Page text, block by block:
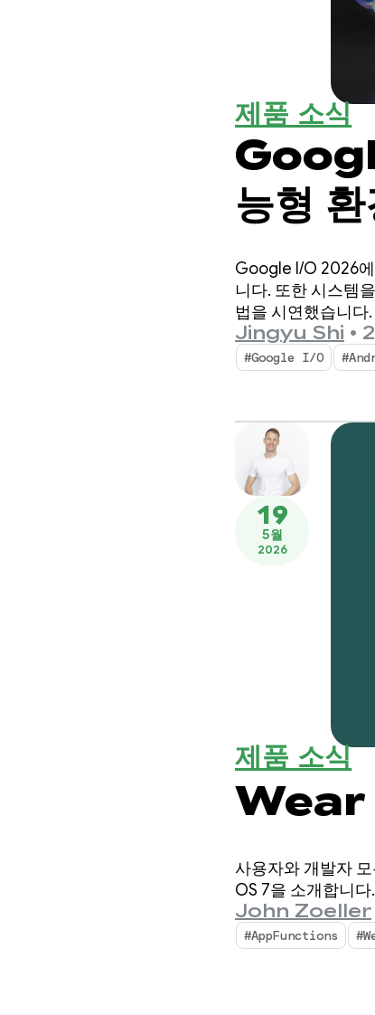
제품 소식
능형
주요
Google I/O 2026
니다. 또한 시스템
법을 시연했습니다.
Jingyu Shi •
#Google I/O
19
5월
2026
제품 소식
Wear
사용자와 개발자
OS 7을 소개합니다.
John Zoeller
#AppFunctions